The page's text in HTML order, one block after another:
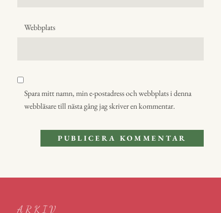
Webbplats
Spara mitt namn, min e-postadress och webbplats i denna
webbläsare till nästa gång jag skriver en kommentar.
ARKIV